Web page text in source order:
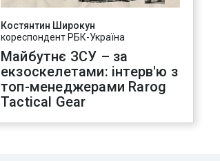
Костянтин Широкун
кореспондент РБК-Україна
Майбутнє ЗСУ – за
екзоскелетами: інтерв'ю з
топ-менеджерами Rarog
Tactical Gear